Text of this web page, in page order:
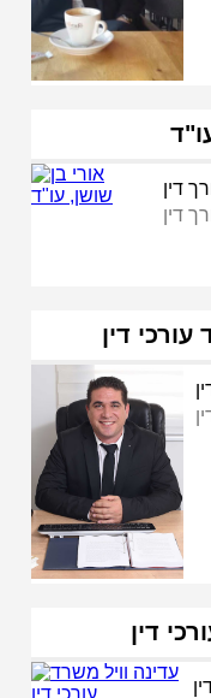
דין
דין
דין
דין